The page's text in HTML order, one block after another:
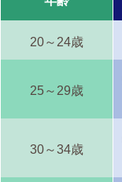
20～24歳
25～29歳
30～34歳